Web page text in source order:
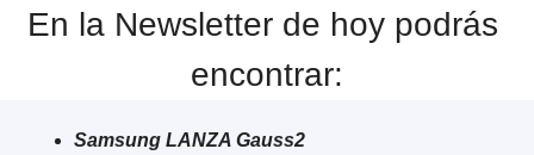
En la Newsletter de hoy podrás
encontrar:
Samsung LANZA Gauss2